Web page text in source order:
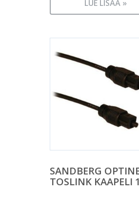
LUE LISÄÄ »
SANDBERG
TOSLINK KAAPELI